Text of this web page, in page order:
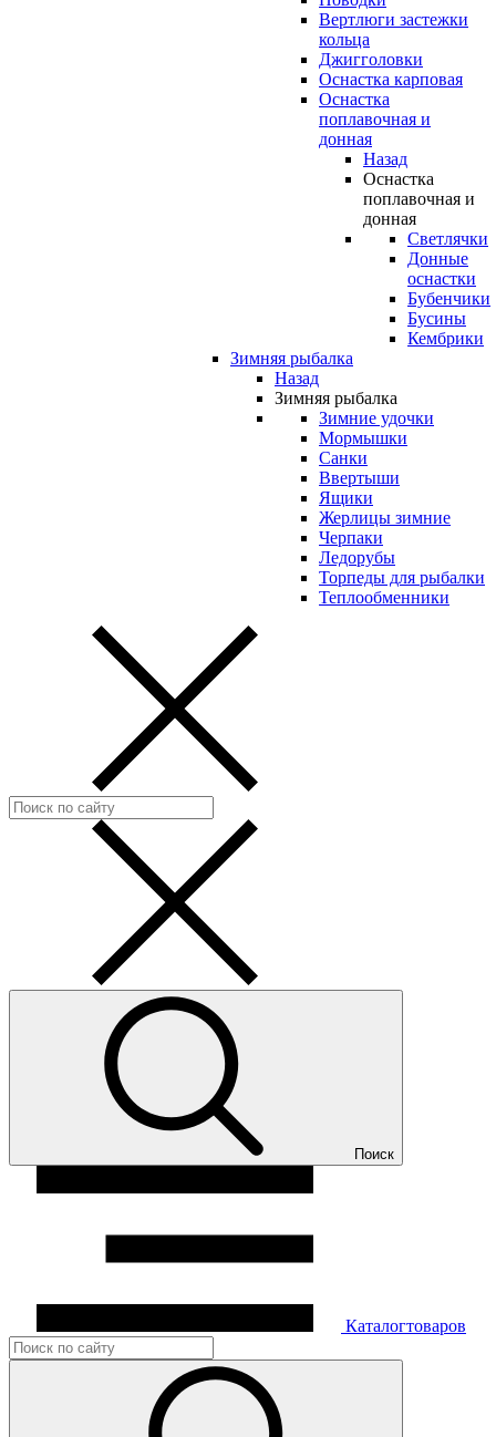
Вертлюги застежки
кольца
Джигголовки
Оснастка карповая
Оснастка
поплавочная и
донная
Назад
Оснастка
поплавочная и
донная
Светлячки
Донные
оснастки
Бубенчики
Бусины
Кембрики
Зимняя рыбалка
Назад
Зимняя рыбалка
Зимние удочки
Мормышки
Санки
Ввертыши
Ящики
Жерлицы зимние
Черпаки
Ледорубы
Торпеды для рыбалки
Теплообменники
Поиск
Каталогтоваров